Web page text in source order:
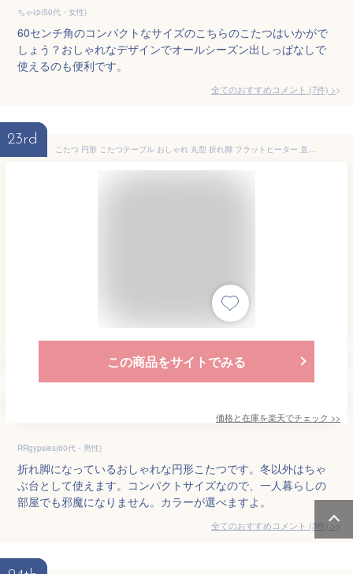
ちゃゆ(50代・女性)
60センチ角のコンパクトなサイズのこちらのこたつはいかがで
しょう？おしゃれなデザインでオールシーズン出しっぱなしで
使えるのも便利です。
全てのおすすめコメント (7件) >
23rd
こたつ 円形 こたつテーブル おしゃれ 丸型 折れ脚 フラットヒーター 直径 70cm 丸 テーブル 円形こたつ ローテーブル 小さい コンパクト 一人暮らし 完成品 ホワイト/ナチュラル/ウォールナット TBL500320
この商品をサイトでみる
価格と在庫を楽天でチェック >>
RRgypsies(60代・男性)
折れ脚になっているおしゃれな円形こたつです。冬以外はちゃ
ぶ台として使えます。コンパクトサイズなので、一人暮らしの
部屋でも邪魔になりません。カラーが選べますよ。
全てのおすすめコメント (3件)>